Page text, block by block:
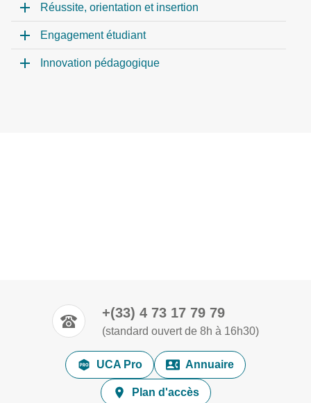
Réussite, orientation et insertion
Engagement étudiant
Innovation pédagogique
+(33) 4 73 17 79 79
(standard ouvert de 8h à 16h30)
UCA Pro Annuaire
Plan d'accès